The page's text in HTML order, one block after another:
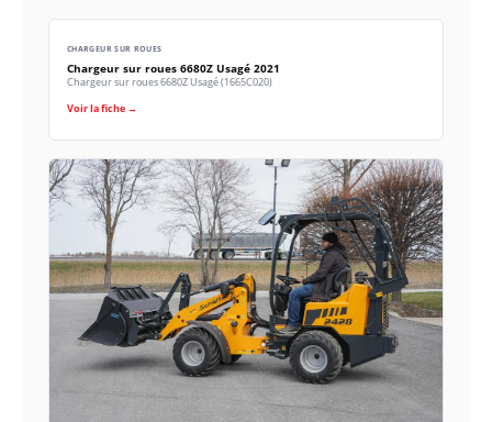
CHARGEUR SUR ROUES
Chargeur sur roues 6680Z Usagé 2021
Chargeur sur roues 6680Z Usagé (1665C020)
Voir la fiche →